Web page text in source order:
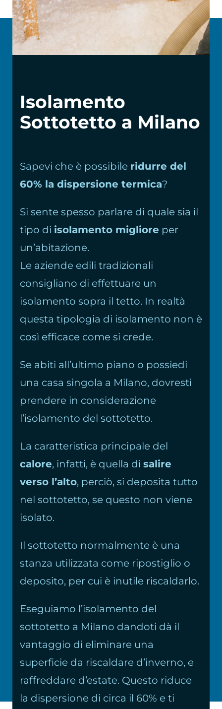
Chi siamo
Isolamento
Sottotetto a Milano
Sapevi che è possibile ridurre del
60% la dispersione termica?
Si sente spesso parlare di quale sia il
tipo di isolamento migliore per
un’abitazione.
Le aziende edili tradizionali
consigliano di effettuare un
isolamento sopra il tetto. In realtà
questa tipologia di isolamento non è
così efficace come si crede.
Se abiti all’ultimo piano o possiedi
una casa singola a Milano, dovresti
prendere in considerazione
l’isolamento del sottotetto.
La caratteristica principale del
calore, infatti, è quella di salire
verso l’alto, perciò, si deposita tutto
nel sottotetto, se questo non viene
isolato.
Il sottotetto normalmente è una
stanza utilizzata come ripostiglio o
deposito, per cui è inutile riscaldarlo.
Eseguiamo l’isolamento del
sottotetto a Milano dandoti dà il
vantaggio di eliminare una
superficie da riscaldare d’inverno, e
raffreddare d’estate. Questo riduce
la dispersione di circa il 60% e ti